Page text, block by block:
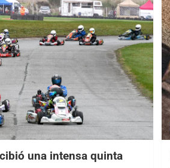
una intensa quinta